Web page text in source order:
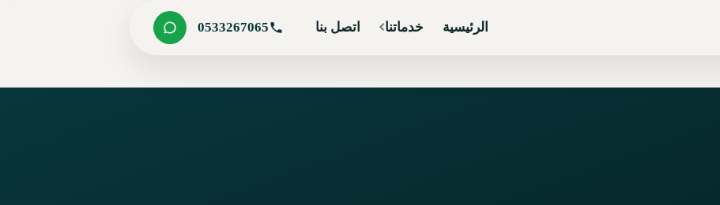
الرئيسية خدماتنا اتصل بنا 0533267065